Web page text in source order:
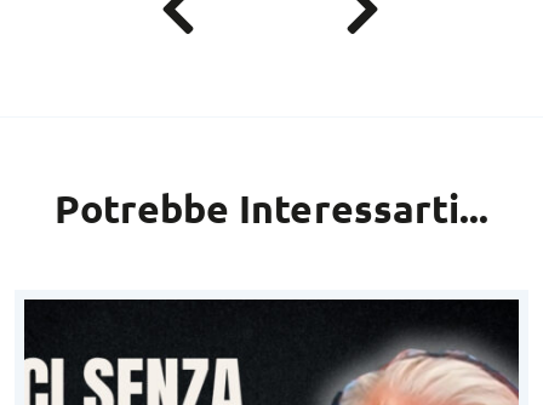
Potrebbe Interessarti...